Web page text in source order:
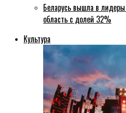
Беларусь вышла в
область с долей 32%
Культура